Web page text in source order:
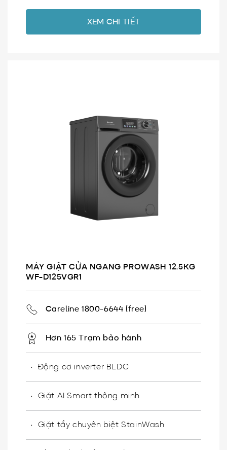
XEM CHI TIẾT
MÁY GIẶT CỬA NGANG PROWASH 12.5KG
WF-D125VGR1
Careline 1800-6644 (free)
Hơn 165 Trạm bảo hành
Động cơ inverter BLDC​
Giặt AI Smart thông minh
Giặt tẩy chuyên biệt StainWash